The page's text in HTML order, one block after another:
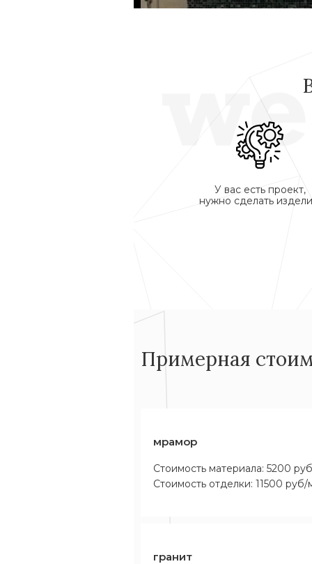
У вас есть проект,
нужно сделать
Примерная
мрамор
Стоимость материала: 5200
Стоимость отделки: 11500 руб/
гранит